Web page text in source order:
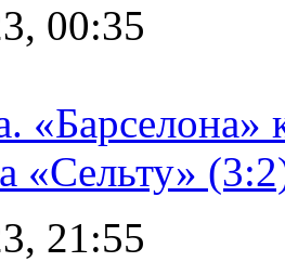
00:35
«Барселона»
«Сельту»
21:55